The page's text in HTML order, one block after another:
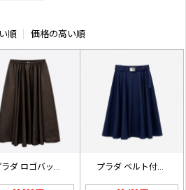
順 価格の高い順
プラダ ロゴバッジ エラスティックウ… プラダ ベルト付き ハイウエスト A…